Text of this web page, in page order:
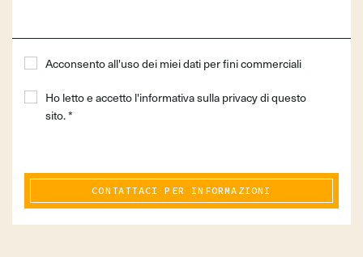
Acconsento all'uso dei miei dati per fini commerciali
Ho letto e accetto l'informativa sulla privacy di questo
sito. *
CONTATTACI PER INFORMAZIONI